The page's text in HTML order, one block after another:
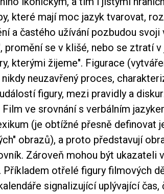
které mají moc jazyk tvarovat,
a častého užívání pozbudou svoji
promění se v klišé, nebo se ztratí v
kterými žijeme". Figurace
neuzavřený proces,
figury, mezi pravidly a
ve srovnání s verbálním
(je obtížné přesně definovat
obrazů), a proto představují
Zároveň mohou být ukazateli
Příkladem otřelé figury filmových
signalizující uplývající čas,